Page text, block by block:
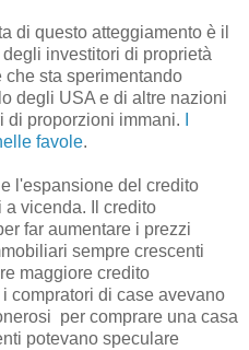
di questo atteggiamento è il
investitori di proprietà
sta sperimentando
degli USA e di altre nazioni
di proporzioni immani.
favole.
l'espansione del credito
a vicenda. Il credito
far aumentare i prezzi
sempre crescenti
maggiore credito
compratori di case avevano
per comprare una casa
potevano speculare